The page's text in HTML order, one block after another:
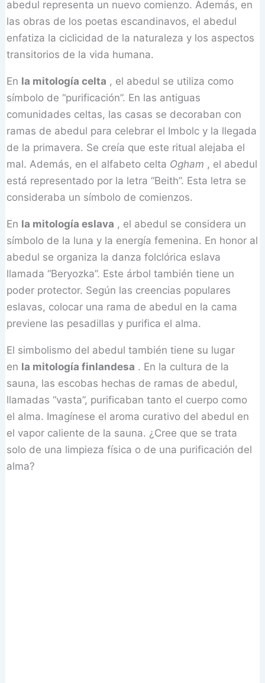
abedul representa un nuevo comienzo. Además, en
las obras de los poetas escandinavos, el abedul
enfatiza la ciclicidad de la naturaleza y los aspectos
transitorios de la vida humana.
En la mitología celta , el abedul se utiliza como
símbolo de “purificación”. En las antiguas
comunidades celtas, las casas se decoraban con
ramas de abedul para celebrar el Imbolc y la llegada
de la primavera. Se creía que este ritual alejaba el
mal. Además, en el alfabeto celta Ogham , el abedul
está representado por la letra “Beith”. Esta letra se
consideraba un símbolo de comienzos.
En la mitología eslava , el abedul se considera un
símbolo de la luna y la energía femenina. En honor al
abedul se organiza la danza folclórica eslava
llamada “Beryozka”. Este árbol también tiene un
poder protector. Según las creencias populares
eslavas, colocar una rama de abedul en la cama
previene las pesadillas y purifica el alma.
El simbolismo del abedul también tiene su lugar
en la mitología finlandesa . En la cultura de la
sauna, las escobas hechas de ramas de abedul,
llamadas “vasta”, purificaban tanto el cuerpo como
el alma. Imagínese el aroma curativo del abedul en
el vapor caliente de la sauna. ¿Cree que se trata
solo de una limpieza física o de una purificación del
alma?